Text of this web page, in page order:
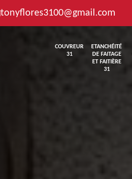
tonyflores3100@gmail.com
COUVREUR
31
ETANCHÉITÉ
DE FAITAGE
ET FAITIÈRE
31